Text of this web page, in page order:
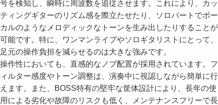
号を検知し、瞬時に周波数を追従させます。これにより、カッ
ティングギターのリズム感を際立たせたり、ソロパートでボー
カルのようなメロディックなトーンを生み出したりすることが
可能です。特に、ワンマンライブやソロギタリストにとって、
足元の操作負担を減らせるのは大きな強みです。
操作性においても、直感的なノブ配置が採用されています。フ
ィルター感度やトーン調整は、演奏中に視認しながら簡単に行
えます。また、BOSS特有の堅牢な筐体設計により、長年の使
用による劣化や故障のリスクも低く、メンテナンスフリーで長